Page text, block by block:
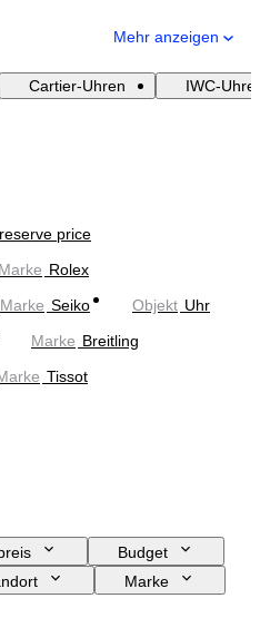
Mehr anzeigen
Cartier-Uhren IWC-
price
Marke Rolex
Marke Seiko Objekt Uhr
Marke Breitling
Tissot
Budget
Marke